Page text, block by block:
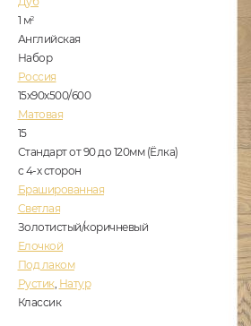
1 м2
Английская
Набор
Россия
15х90х500/600
Матовая
15
Стандарт от 90 до 120мм (Ёлка)
с 4-х сторон
Брашированная
Светлая
Золотистый/коричневый
Елочкой
Под лаком
Рустик, Натур
Классик